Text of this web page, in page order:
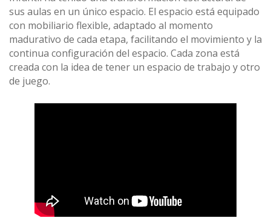
sus aulas en un único espacio. El espacio está equipado
con mobiliario flexible, adaptado al momento
madurativo de cada etapa, facilitando el movimiento y la
continua configuración del espacio. Cada zona está
creada con la idea de tener un espacio de trabajo y otro
de juego.